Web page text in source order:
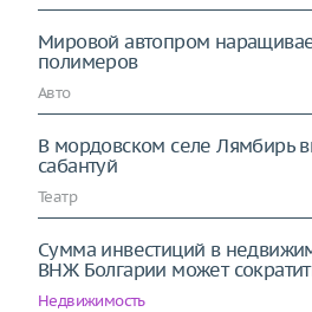
Мировой автопром
полимеров
Авто
В мордовском селе Лямбирь
сабантуй
Театр
Сумма инвестиций в
ВНЖ Болгарии может
Недвижимость